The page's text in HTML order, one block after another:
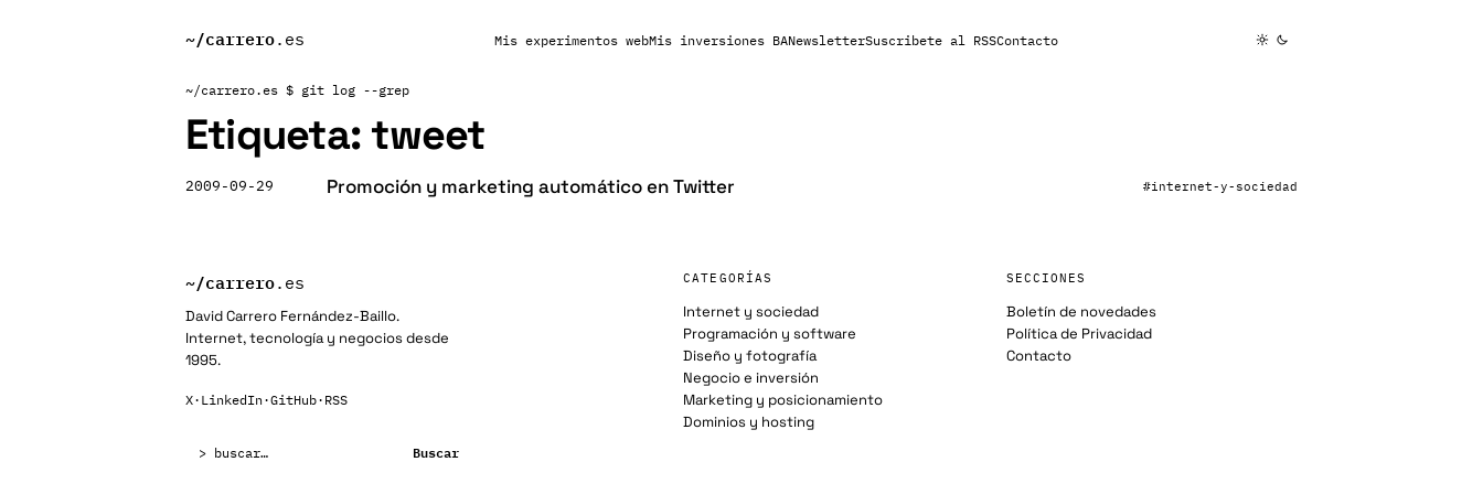
~/carrero.es Mis experimentos webMis inversiones BANewsletterSuscribete al RSSContacto
~/carrero.es $ git log --grep
Etiqueta: tweet
2009-09-29 Promoción y marketing automático en Twitter #internet-y-sociedad
~/carrero.es
David Carrero Fernández-Baillo.
Internet, tecnología y negocios desde
1995.
X· LinkedIn·GitHub· RSS
Buscar
CATEGORÍAS
Internet y sociedad
Programación y software
Diseño y fotografía
Negocio e inversión
Marketing y posicionamiento
Dominios y hosting
SECCIONES
Boletín de novedades
Política de Privacidad
Contacto